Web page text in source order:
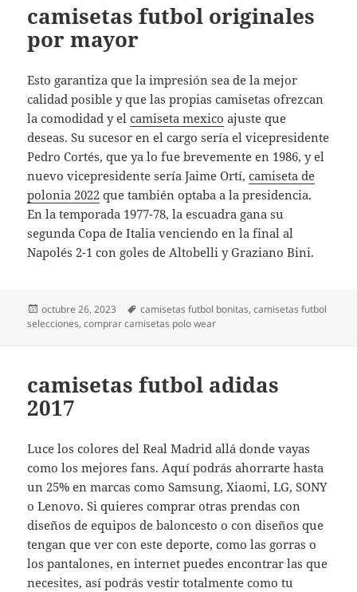
camisetas futbol originales
por mayor
Esto garantiza que la impresión sea de la mejor
calidad posible y que las propias camisetas ofrezcan
la comodidad y elcamiseta mexico ajuste que
deseas. Su sucesor en el cargo sería el vicepresidente
Pedro Cortés, que ya lo fue brevemente en 1986, y el
nuevo vicepresidente sería Jaime Ortí,camiseta de
polonia 2022 que también optaba a la presidencia.
En la temporada 1977-78, la escuadra gana su
segunda Copa de Italia venciendo en la final al
Napolés 2-1 con goles de Altobelli y Graziano Bini.
Publicado
el
octubre 26, 2023 Etiquetas
camisetas futbol bonitas,camisetas futbol
selecciones,comprar camisetas polo wear
camisetas futbol adidas
2017
Luce los colores del Real Madrid allá donde vayas
como los mejores fans. Aquí podrás ahorrarte hasta
un 25% en marcas como Samsung, Xiaomi, LG, SONY
o Lenovo. Si quieres comprar otras prendas con
diseños de equipos de baloncesto o con diseños que
tengan que ver con este deporte, como las gorras o
los pantalones, en internet puedes encontrar las que
necesites, así podrás vestir totalmente como tu